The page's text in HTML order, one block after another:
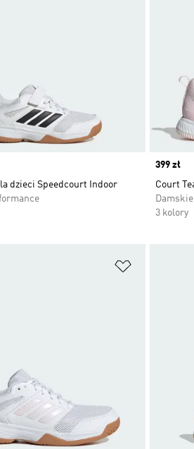
dzieci Speedcourt Indoor
Price
399 zł
Court
3 kolory